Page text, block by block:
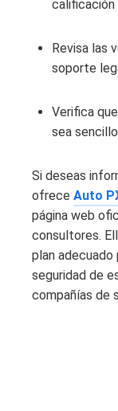
calificación
Revisa las
soporte
Verifica
sea
Si deseas
ofrece Auto
página web
consultores.
plan adecuado
seguridad de
compañías de